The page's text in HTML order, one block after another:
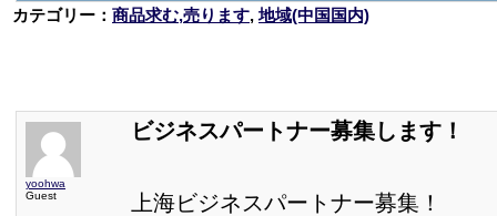
カテゴリー： 商品求む,売ります,地域(中国国内)
yoohwa
Guest
ビジネスパートナー募集します！
上海ビジネスパートナー募集！